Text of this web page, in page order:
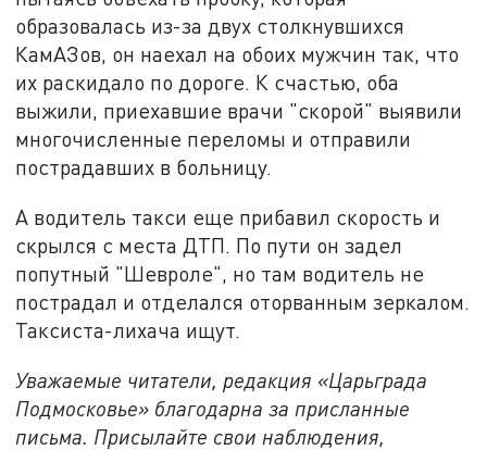
образовалась из-за двух столкнувшихся
КамАЗов, он наехал на обоих мужчин так, что
их раскидало по дороге. К счастью, оба
выжили, приехавшие врачи "скорой" выявили
многочисленные переломы и отправили
пострадавших в больницу.
А водитель такси еще прибавил скорость и
скрылся с места ДТП. По пути он задел
попутный "Шевроле", но там водитель не
пострадал и отделался оторванным зеркалом.
Таксиста-лихача ищут.
Уважаемые читатели, редакция «Царьграда
Подмосковье» благодарна за присланные
письма. Присылайте свои наблюдения,